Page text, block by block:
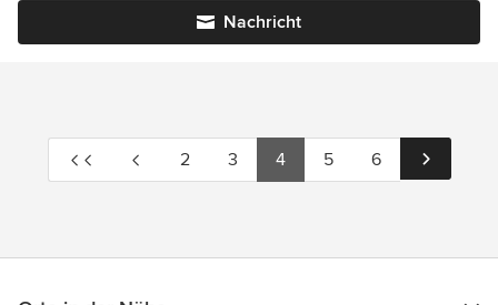
Nachricht
2 3 4 5 6